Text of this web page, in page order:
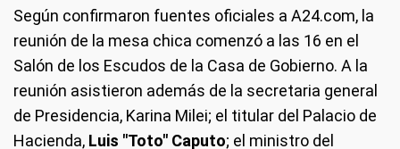
Según confirmaron fuentes oficiales a A24.com, la
reunión de la mesa chica comenzó a las 16 en el
Salón de los Escudos de la Casa de Gobierno. A la
reunión asistieron además de la secretaria general
de Presidencia, Karina Milei; el titular del Palacio de
Hacienda, Luis "Toto" Caputo; el ministro del